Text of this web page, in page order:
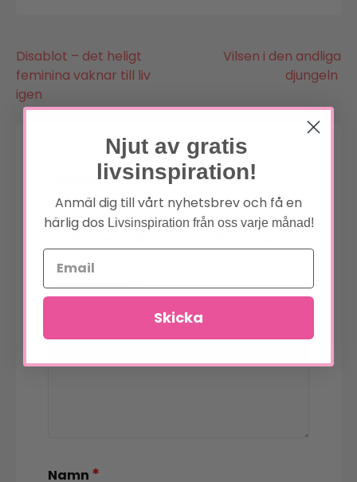
Inläggsnavigering
Disablot – det heligt
feminina vaknar till liv
igen
Vilsen i den andliga
djungeln
Lämna ett svar
Din e-postadress kommer inte
Kommentar*
Namn *
Njut av gratis
livsinspiration!
Anmäl dig till vårt nyhetsbrev och få en
härlig dos Livsinspiration från oss varje månad!
Skicka